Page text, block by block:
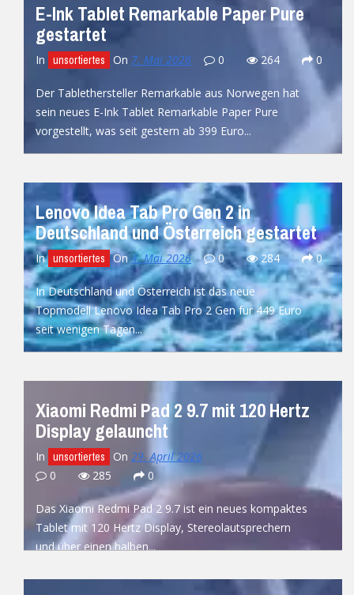
E-Ink Tablet Remarkable Paper Pure
gestartet
In unsortiertes On 7. Mai 2026 0 264 0
Der Tablethersteller Remarkable aus Norwegen hat
sein neues E-Ink Tablet Remarkable Paper Pure
vorgestellt, was seit gestern ab 399 Euro...
READ MORE
Lenovo Idea Tab Pro Gen 2 in
Deutschland und Österreich gestartet
In unsortiertes On4. Mai 2026 0 284 0
In Deutschland und Österreich ist das neue
Topmodell Lenovo Idea Tab Pro 2 Gen für 449 Euro
seit wenigen Tagen...
READ MORE
Xiaomi Redmi Pad 2 9.7 mit 120 Hertz
Display gelauncht
In unsortiertes On 29. April 2026
0
285 0
Das Xiaomi Redmi Pad 2 9.7 ist ein neues kompaktes
Tablet mit 120 Hertz Display, Stereolautsprechern
und über einen halben...